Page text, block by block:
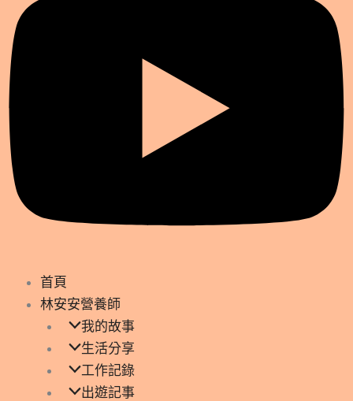
首頁
林安安營養師
我的故事
生活分享
工作記錄
出遊記事